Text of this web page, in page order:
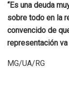
“Es una deuda
sobre todo en la
convencido de
representación
MG/UA/RG